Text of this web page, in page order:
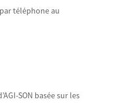
téléphone au
SON basée sur les